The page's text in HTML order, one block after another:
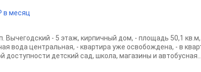
в месяц
Вычегодский - 5 этаж, кирпичный дом, - площадь 50,1 кв.м,
вода центральная, - квартира уже освобождена, - в
доступности детский сад, школа, магазины и автобусная...